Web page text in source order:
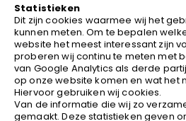
Statistieken
Dit zijn cookies waarmee wij het
kunnen meten. Om te bepalen
website het meest interessant zijn
proberen wij continu te meten met
van Google Analytics als derde
op onze website komen en wat het
Hiervoor gebruiken wij cookies.
Van de informatie die wij zo
gemaakt. Deze statistieken geven